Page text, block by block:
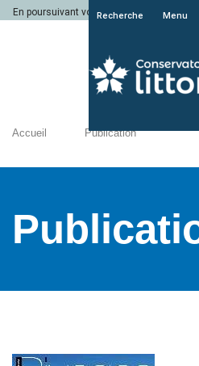
En poursuivant votre navigation sur le
Recherche Menu
Accueil Publication